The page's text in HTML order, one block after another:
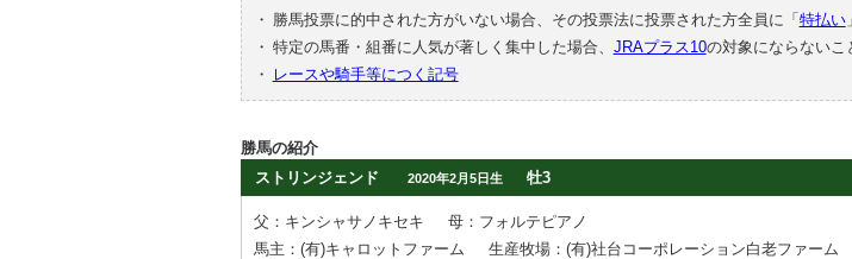
・ 勝馬投票に的中された方がいない場合、その投票法に投票された方全員に「 特払い
・ 特定の馬番・組番に人気が著しく集中した場合、 JRAプラス10の対象にならないこ
・
レースや騎手等につく記号
勝馬の紹介
ストリンジェンド
2020年2月5日生 牡3
父：キンシャサノキセキ
母：フォルテピアノ
馬主：(有)キャロットファーム
生産牧場：(有)社台コーポレーション白老ファーム